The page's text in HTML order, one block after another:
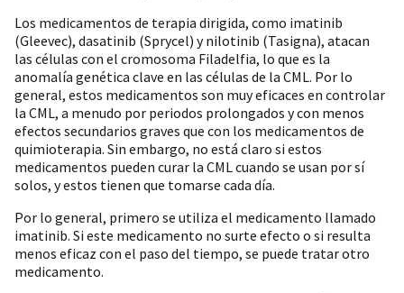
Los medicamentos de terapia dirigida, como imatinib
(Gleevec), dasatinib (Sprycel) y nilotinib (Tasigna), atacan
las células con el cromosoma Filadelfia, lo que es la
anomalía genética clave en las células de la CML. Por lo
general, estos medicamentos son muy eficaces en controlar
la CML, a menudo por periodos prolongados y con menos
efectos secundarios graves que con los medicamentos de
quimioterapia. Sin embargo, no está claro si estos
medicamentos pueden curar la CML cuando se usan por sí
solos, y estos tienen que tomarse cada día.
Por lo general, primero se utiliza el medicamento llamado
imatinib. Si este medicamento no surte efecto o si resulta
menos eficaz con el paso del tiempo, se puede tratar otro
medicamento.